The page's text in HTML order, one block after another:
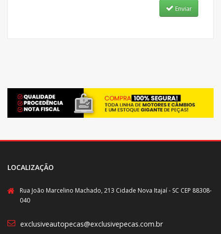
Enviar
LOCALIZAÇÃO
Rua João Marcelino Machado, 213 Cidade Nova Itajaí - SC CEP 88308-
040
exclusiveautopecas@exclusivepecas.com.br